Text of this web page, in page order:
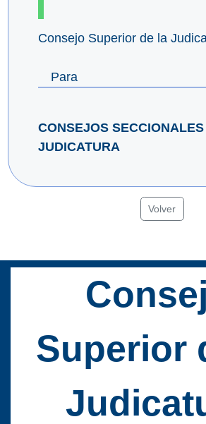
Consejo Superior de la
Para
CONSEJOS
JUDICATURA
Volver
Superior